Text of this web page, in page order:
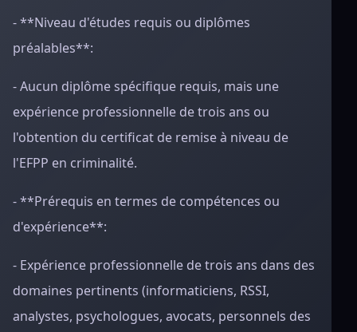
- **Niveau d'études requis ou diplômes
préalables**:
- Aucun diplôme spécifique requis, mais une
expérience professionnelle de trois ans ou
l'obtention du certificat de remise à niveau de
l'EFPP en criminalité.
- **Prérequis en termes de compétences ou
d'expérience**:
- Expérience professionnelle de trois ans dans des
domaines pertinents (informaticiens, RSSI,
analystes, psychologues, avocats, personnels des